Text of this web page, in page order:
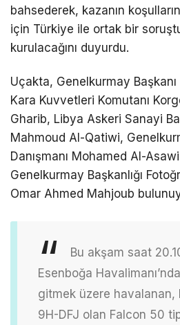
bahsederek, kazanın
için Türkiye ile ortak bir
kurulacağını duyurdu.
Uçakta, Genelkurmay
Kara Kuvvetleri Komutanı
Gharib, Libya Askeri Sanayi
Mahmoud Al-Qatiwi,
Danışmanı Mohamed Al-
Genelkurmay Başkanlığı
Omar Ahmed Mahjoub
Bu akşam saat
Esenboğa
gitmek üzere havalanan,
9H-DFJ olan Falcon 50